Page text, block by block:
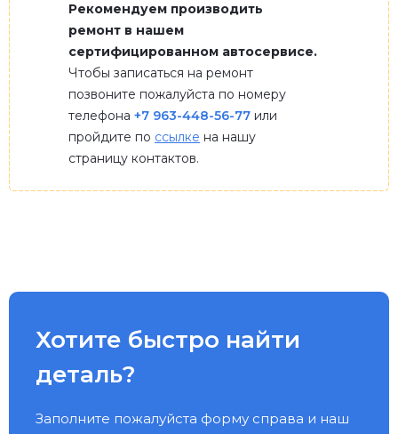
Рекомендуем производить
ремонт в нашем
сертифицированном автосервисе.
Чтобы записаться на ремонт
позвоните пожалуйста по номеру
телефона +7 963-448-56-77 или
пройдите по ссылке на нашу
страницу контактов.
Хотите быстро найти
деталь?
Заполните пожалуйста форму справа и наш